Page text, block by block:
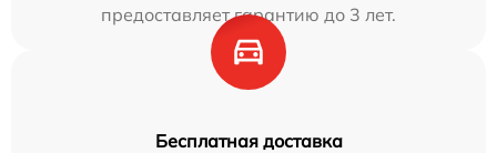
предоставляет гарантию до 3 лет.
Бесплатная доставка